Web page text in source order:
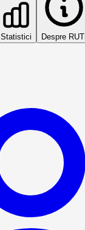
Statistici Despre RUTI